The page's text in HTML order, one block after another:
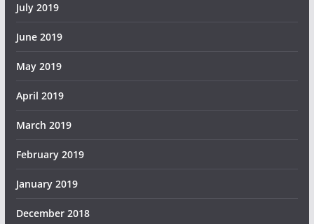
July 2019
June 2019
May 2019
April 2019
March 2019
February 2019
January 2019
December 2018